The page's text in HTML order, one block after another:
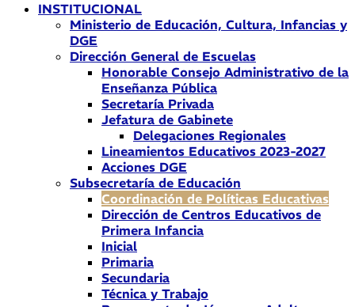
INSTITUCIONAL
Ministerio de Educación, Cultura, Infancias y
DGE
Dirección General de Escuelas
Honorable Consejo Administrativo de la
Enseñanza Pública
Secretaría Privada
Jefatura de Gabinete
Delegaciones Regionales
Lineamientos Educativos 2023-2027
Acciones DGE
Subsecretaría de Educación
Coordinación de Políticas Educativas
Dirección de Centros Educativos de
Primera Infancia
Inicial
Primaria
Secundaria
Técnica y Trabajo